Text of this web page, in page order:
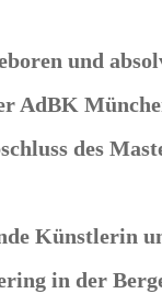
und
AdBK
des
Künstlerin
in der